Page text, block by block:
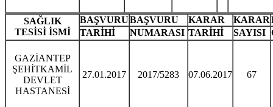
SAĞLIK
TESİSİ İSMİ
BAŞVURUBAŞVURU KARAR KARAR
TARİHİ
NUMARASI TARİHİ SAYISI
GAZİANTEP
ŞEHİTKAMİL
DEVLET
HASTANESİ
27.01.2017 2017/5283 07.06.2017 67